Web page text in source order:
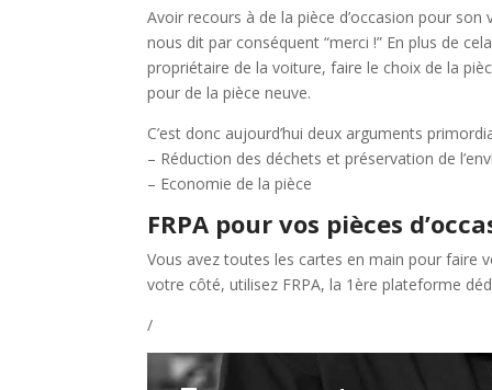
Avoir recours à de la pièce d’occasion pour
nous dit par conséquent “merci !” En plus de
propriétaire de la voiture, faire le choix de la
pour de la pièce neuve.
C’est donc aujourd’hui deux arguments
– Réduction des déchets et préservation de
– Economie de la pièce
FRPA pour vos pièces
Vous avez toutes les cartes en main pour faire
votre côté, utilisez FRPA, la 1ère plateforme
/